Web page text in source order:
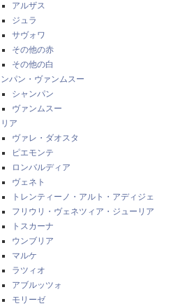
アルザス
ジュラ
サヴォワ
その他の赤
その他の白
パン・ヴァンムスー
シャンパン
ヴァンムスー
ア
ヴァレ・ダオスタ
ピエモンテ
ロンバルディア
ヴェネト
トレンティーノ・アルト・アディジェ
フリウリ・ヴェネツィア・ジューリア
トスカーナ
ウンブリア
マルケ
ラツィオ
アブルッツォ
モリーゼ